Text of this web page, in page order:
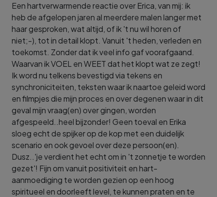
Een hartverwarmende reactie over Erica, van mij: ik
heb de afgelopen jaren al meerdere malen langer met
haar gesproken, wat altijd, of ik 't nu wil horen of
niet;-), tot in detail klopt. Vanuit 't heden, verleden en
toekomst. Zonder dat ik veel info gaf voorafgaand.
Waarvan ik VOEL en WEET dat het klopt wat ze zegt!
Ik word nu telkens bevestigd via tekens en
synchroniciteiten, teksten waar ik naartoe geleid word
en filmpjes die mijn proces en over degenen waar in dit
geval mijn vraag(en) over gingen, worden
afgespeeld..heel bijzonder! Geen toeval en Erika
sloeg echt de spijker op de kop met een duidelijk
scenario en ook gevoel over deze persoon(en).
Dusz..'je verdient het echt om in 't zonnetje te worden
gezet'! Fijn om vanuit positiviteit en hart-
aanmoediging te worden gezien op een hoog
spiritueel en doorleeft level, te kunnen praten en te